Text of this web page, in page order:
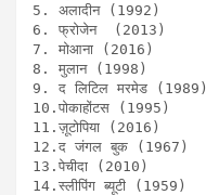
5. अलादीन (1992)
6. फ्रोजेन  (2013)
7. मोआना (2016)
8. मुलान (1998)
9. द लिटिल मरमेड (1989)
10.पोकाहोंटस (1995)
11.ज़ूटोपिया (2016)
12.द जंगल बुक (1967)
13.पेचीदा (2010)
14.स्लीपिंग ब्यूटी (1959)